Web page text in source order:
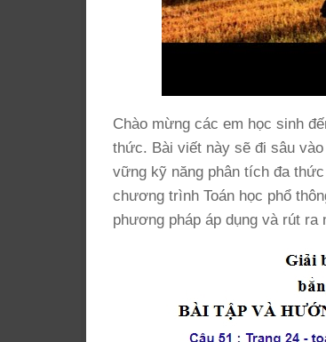
Chào mừng các em học sinh
thức. Bài viết này sẽ đi sâu
vững kỹ năng phân tích đa
chương trình Toán học phổ
phương pháp áp dụng và rút